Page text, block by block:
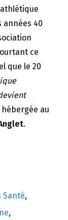
années 40
ce
que le 20
au
.
Santé,
,